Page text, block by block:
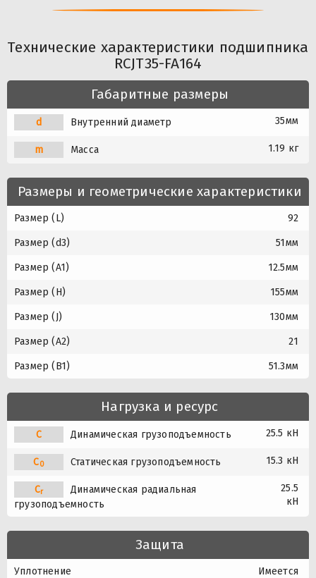
Технические характеристики подшипника
RCJT35-FA164
Габаритные размеры
d Внутренний диаметр 35мм
m Масса 1.19 кг
Размеры и геометрические характеристики
Размер (L) 92
Размер (d3) 51мм
Размер (A1) 12.5мм
Размер (H) 155мм
Размер (J) 130мм
Размер (A2) 21
Размер (B1) 51.3мм
Нагрузка и ресурс
C Динамическая грузоподъемность 25.5 кН
C0 Статическая грузоподъемность 15.3 кН
Cr
Динамическая радиальная
грузоподъемность
25.5
кН
Защита
Уплотнение Имеется